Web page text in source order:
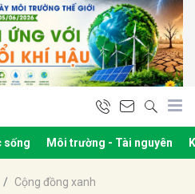
sống Môi trường - Tài nguyên
Cộng đồng xanh